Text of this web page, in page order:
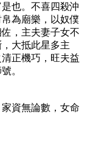
也。不喜四殺沖
為廟樂，以奴僕
，主夫妻子女不
大抵此星多主
正機巧，旺夫益
。
資無論數，女命